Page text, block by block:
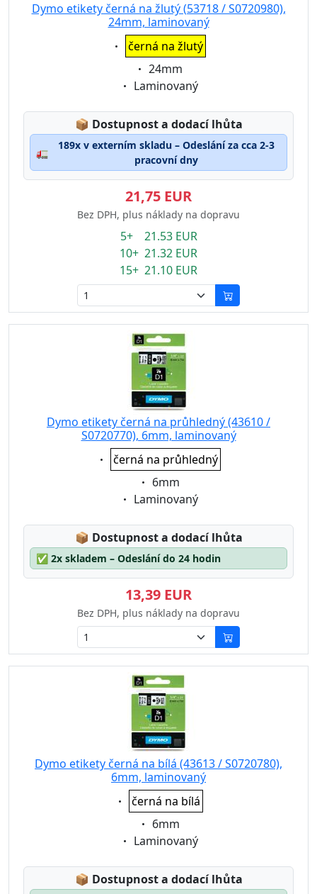
Dymo etikety černá na žlutý (53718 / S0720980),
24mm, laminovaný
Eigenschaft:
černá na žlutý
Eigenschaft:
24mm
Eigenschaft:
Laminovaný
📦 Lagerstatus:
Dostupnost a dodací lhůta
🚛
189x v externím skladu – Odeslání za cca 2-3
pracovní dny
21,75 EUR
Bez DPH, plus náklady na dopravu
5+ 21.53 EUR
10+ 21.32 EUR
15+ 21.10 EUR
Dymo etikety černá na průhledný (43610 /
S0720770), 6mm, laminovaný
Eigenschaft:
černá na průhledný
Eigenschaft:
6mm
Eigenschaft:
Laminovaný
📦 Lagerstatus:
Dostupnost a dodací lhůta
✅ 2x skladem – Odeslání do 24 hodin
13,39 EUR
Bez DPH, plus náklady na dopravu
Dymo etikety černá na bílá (43613 / S0720780),
6mm, laminovaný
Eigenschaft:
černá na bílá
Eigenschaft:
6mm
Eigenschaft:
Laminovaný
📦 Lagerstatus:
Dostupnost a dodací lhůta